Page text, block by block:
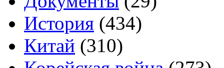
История (434)
Китай (310)